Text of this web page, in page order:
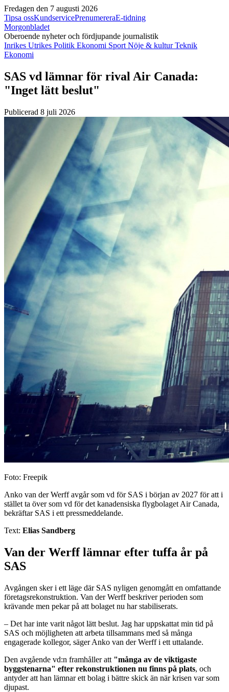
Fredagen den 7 augusti 2026
Tipsa ossKundservicePrenumereraE-tidning
Morgonbladet
Oberoende nyheter och fördjupande journalistik
Inrikes Utrikes Politik Ekonomi Sport Nöje & kulturTeknik
Ekonomi
SAS vd lämnar för rival Air Canada:
"Inget lätt beslut"
Publicerad 8 juli 2026
Foto: Freepik
Anko van der Werff avgår som vd för SAS i början av 2027 för att i
stället ta över som vd för det kanadensiska flygbolaget Air Canada,
bekräftar SAS i ett pressmeddelande.
Text: Elias Sandberg
Van der Werff lämnar efter tuffa år på
SAS
Avgången sker i ett läge där SAS nyligen genomgått en omfattande
företagsrekonstruktion. Van der Werff beskriver perioden som
krävande men pekar på att bolaget nu har stabiliserats.
– Det har inte varit något lätt beslut. Jag har uppskattat min tid på
SAS och möjligheten att arbeta tillsammans med så många
engagerade kollegor, säger Anko van der Werff i ett uttalande.
Den avgående vd:n framhåller att "många av de viktigaste
byggstenarna" efter rekonstruktionen nu finns på plats, och
antyder att han lämnar ett bolag i bättre skick än när krisen var som
djupast.